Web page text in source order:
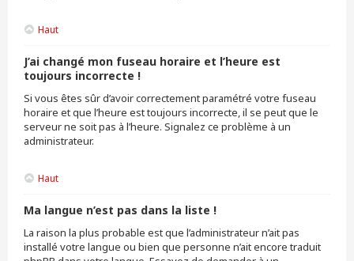
Haut
J’ai changé mon fuseau horaire et l’heure est
toujours incorrecte !
Si vous êtes sûr d’avoir correctement paramétré votre fuseau
horaire et que l’heure est toujours incorrecte, il se peut que le
serveur ne soit pas à l’heure. Signalez ce problème à un
administrateur.
Haut
Ma langue n’est pas dans la liste !
La raison la plus probable est que l’administrateur n’ait pas
installé votre langue ou bien que personne n’ait encore traduit